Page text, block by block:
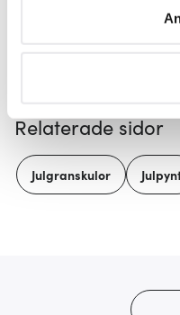
Ta reda på mer om hur
Du kan ändra eller dra
Vi använder cookies för
ska anpassas efter det
gör också att vi kan
Låt dig
Relaterade sidor
Julgranskulor